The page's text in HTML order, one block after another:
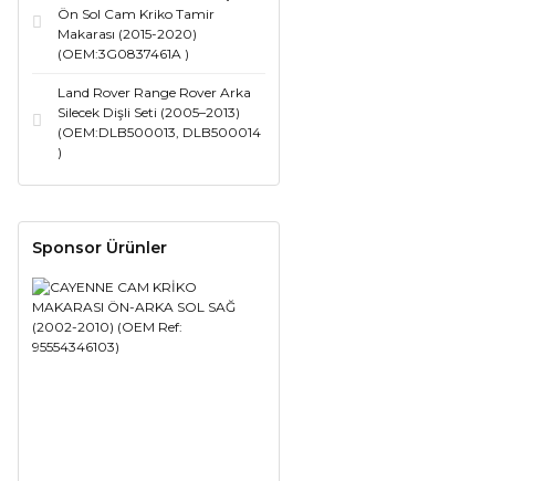
Ön Sol Cam Kriko Tamir
Makarası (2015-2020)
(OEM:3G0837461A )
Land Rover Range Rover Arka
Silecek Dişli Seti (2005–2013)
(OEM:DLB500013, DLB500014
)
Sponsor Ürünler